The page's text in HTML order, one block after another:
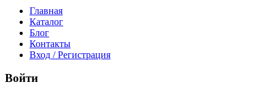
Главная
Каталог
Блог
Контакты
Вход / Регистрация
Войти